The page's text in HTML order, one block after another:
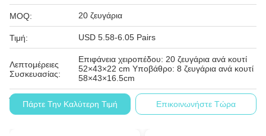
MOQ: 20 ζευγάρια
Τιμή: USD 5.58-6.05 Pairs
Λεπτομέρειες
Συσκευασίας:
Επιφάνεια χειροπέδου: 20 ζευγάρια ανά κουτί
52×43×22 cm Υποβάθρο: 8 ζευγάρια ανά κουτί
58×43×16.5cm
Όροι Πληρωμής: Λ/Κ, Δ/Π, Τ/Τ
Πάρτε Την Καλύτερη Τιμή Επικοινωνήστε Τώρα